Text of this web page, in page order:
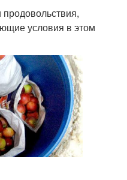
условия в этом